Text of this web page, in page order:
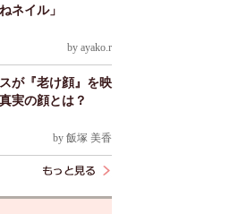
ネイル」
by ayako.r
が『老け顔』を映
実の顔とは？
by 飯塚 美香